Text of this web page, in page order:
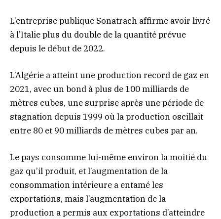
L’entreprise publique Sonatrach affirme avoir livré
à l’Italie plus du double de la quantité prévue
depuis le début de 2022.
L’Algérie a atteint une production record de gaz en
2021, avec un bond à plus de 100 milliards de
mètres cubes, une surprise après une période de
stagnation depuis 1999 où la production oscillait
entre 80 et 90 milliards de mètres cubes par an.
Le pays consomme lui-même environ la moitié du
gaz qu’il produit, et l’augmentation de la
consommation intérieure a entamé les
exportations, mais l’augmentation de la
production a permis aux exportations d’atteindre